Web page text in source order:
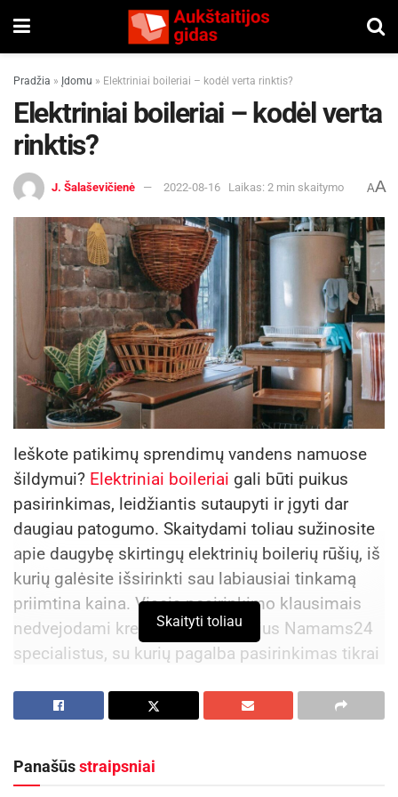
Pradžia » Įdomu » Elektriniai boileriai – kodėl verta rinktis?
Elektriniai boileriai – kodėl verta
rinktis?
J. Šalaševičienė 2022-08-16 Laikas: 2 min skaitymo AA
Ieškote patikimų sprendimų vandens namuose
šildymui? Elektriniai boileriai gali būti puikus
pasirinkimas, leidžiantis sutaupyti ir įgyti dar
daugiau patogumo. Skaitydami toliau sužinosite
apie daugybę skirtingų elektrinių boilerių rūšių, iš
kurių galėsite išsirinkti sau labiausiai tinkamą
priimtina kaina. Visais pasirinkimo klausimais
nedvejodami kreipkitės į patyrusius Namams24
specialistus, su kurių pagalba pasirinkimas tikrai
Didžiausi elektrinių boilerių privalumai
Ne vien dėl taupumo ir patogumo verta įsigyti
elektrinius boilerius. Šie prietaisai taip pat yra
Skaityti toliau
Panašūsstraipsniai